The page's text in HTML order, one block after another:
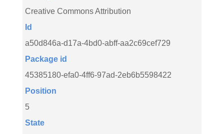
Creative Commons Attribution
Id
a50d846a-d17a-4bd0-abff-aa2c69cef729
Package id
45385180-efa0-4ff6-97ad-2eb6b5598422
Position
5
State